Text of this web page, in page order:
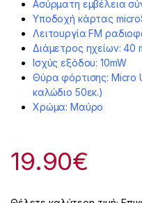
Ασύρματη εμβέλεια
Υποδοχή κάρτας
Λειτουργία FM
Διάμετρος ηχείων: 40
Ισχύς εξόδου: 10mW
Θύρα φόρτισης: Micro
καλώδιο 50εκ.)
Χρώμα: Μαύρο
19.90€